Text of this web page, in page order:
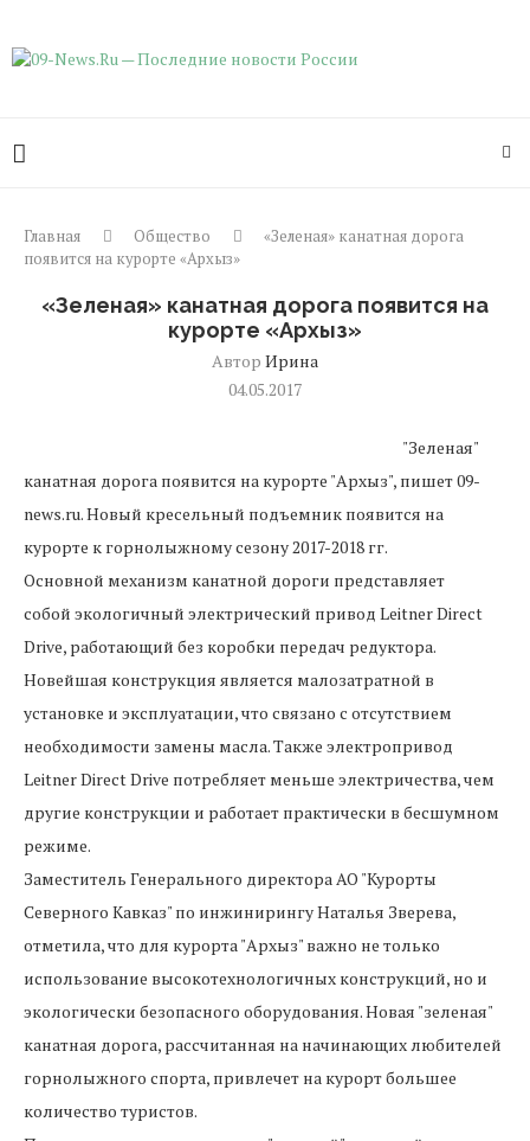
Главная Общество
«Зеленая» канатная дорога
появится на курорте «Архыз»
«Зеленая» канатная дорога появится на
курорте «Архыз»
Автор Ирина
04.05.2017
"Зеленая"
канатная дорога появится на курорте "Архыз", пишет 09-
news.ru. Новый кресельный подъемник появится на
курорте к горнолыжному сезону 2017-2018 гг.
Основной механизм канатной дороги представляет
собой экологичный электрический привод Leitner Direct
Drive, работающий без коробки передач редуктора.
Новейшая конструкция является малозатратной в
установке и эксплуатации, что связано с отсутствием
необходимости замены масла. Также электропривод
Leitner Direct Drive потребляет меньше электричества, чем
другие конструкции и работает практически в бесшумном
режиме.
Заместитель Генерального директора АО "Курорты
Северного Кавказ" по инжинирингу Наталья Зверева,
отметила, что для курорта "Архыз" важно не только
использование высокотехнологичных конструкций, но и
экологически безопасного оборудования. Новая "зеленая"
канатная дорога, рассчитанная на начинающих любителей
горнолыжного спорта, привлечет на курорт большее
количество туристов.